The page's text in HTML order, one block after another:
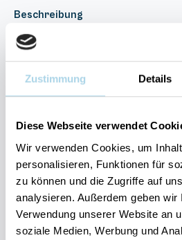
Zustimmung Details
Diese Webseite verwendet
Wir verwenden Cookies, um
personalisieren, Funktionen für
zu können und die Zugriffe auf
analysieren. Außerdem geben
Verwendung unserer Website an
soziale Medien, Werbung und
Beschreibung
Ausstattung
Ihre Vorteile auf einen Blick:
Bestpreis-Garantie für Ihren
Flexible An- und Abreise 24/7
Risikofrei bis 60 Tage vorher